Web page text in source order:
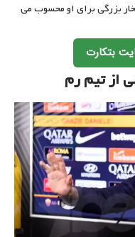
بزرگی برای او محسوب می
بتکارت
از تیم رم